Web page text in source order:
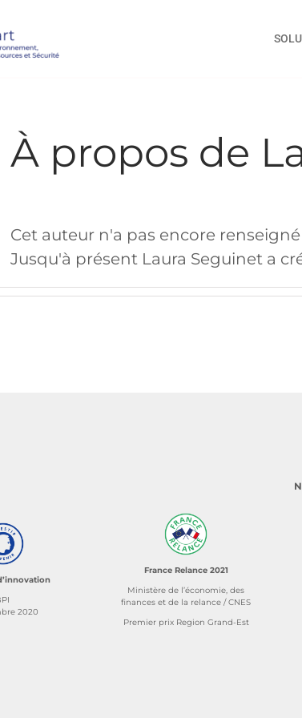
À propos de
Cet auteur n'a pas encore
Jusqu'à présent Laura Seguinet a
2020
France Relance 2021
Ministère de l’économie, des
finances et de la relance / CNES
Premier prix Region Grand-Est